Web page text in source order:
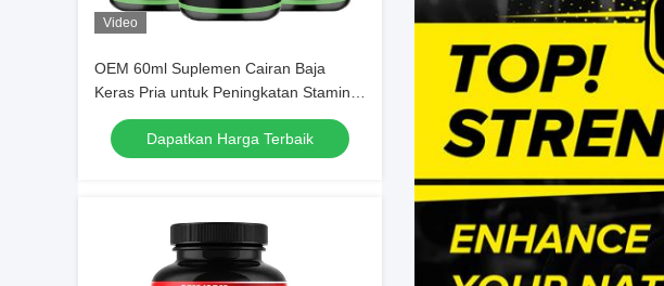
Video
OEM 60ml Suplemen Cairan Baja
Keras Pria untuk Peningkatan Stamina
Dapatkan Harga Terbaik